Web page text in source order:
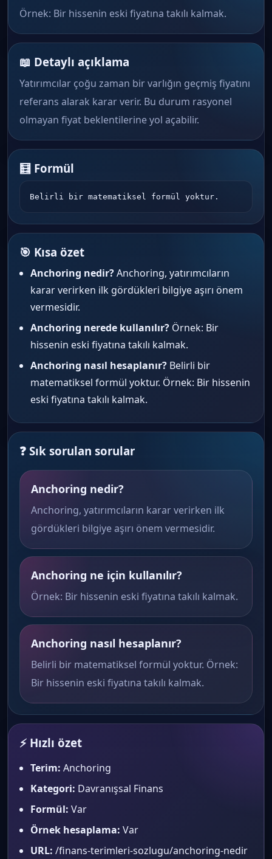
Örnek: Bir hissenin eski fiyatına takılı kalmak.
📖 Detaylı açıklama
Yatırımcılar çoğu zaman bir varlığın geçmiş fiyatını
referans alarak karar verir. Bu durum rasyonel
olmayan fiyat beklentilerine yol açabilir.
🧮 Formül
Belirli bir matematiksel formül yoktur.
🎯 Kısa özet
Anchoring nedir?Anchoring, yatırımcıların
karar verirken ilk gördükleri bilgiye aşırı önem
vermesidir.
Anchoring nerede kullanılır? Örnek: Bir
hissenin eski fiyatına takılı kalmak.
Anchoring nasıl hesaplanır? Belirli bir
matematiksel formül yoktur. Örnek: Bir hissenin
eski fiyatına takılı kalmak.
❓ Sık sorulan sorular
Anchoring nedir?
Anchoring, yatırımcıların karar verirken ilk
gördükleri bilgiye aşırı önem vermesidir.
Anchoring ne için kullanılır?
Örnek: Bir hissenin eski fiyatına takılı kalmak.
Anchoring nasıl hesaplanır?
Belirli bir matematiksel formül yoktur. Örnek:
Bir hissenin eski fiyatına takılı kalmak.
⚡ Hızlı özet
Terim: Anchoring
Kategori: Davranışsal Finans
Formül: Var
Örnek hesaplama: Var
URL: /finans-terimleri-sozlugu/anchoring-nedir